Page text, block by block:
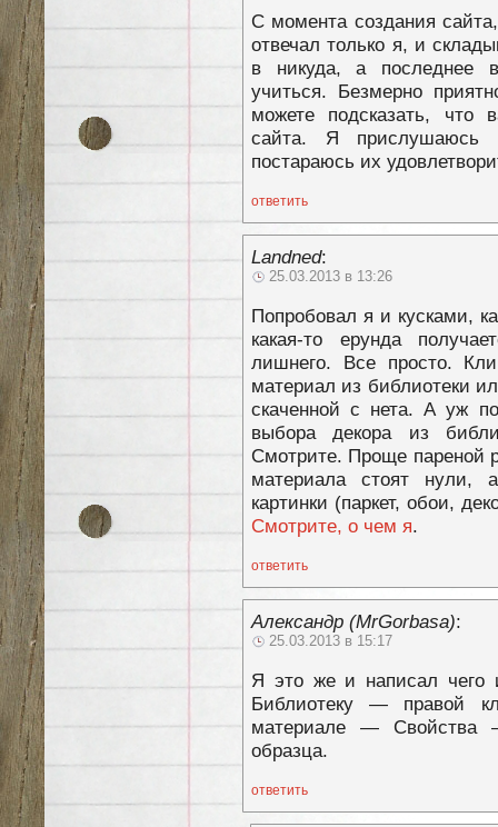
С момента создания
отвечал только я, и
в никуда, а последнее
учиться. Безмерно
можете подсказать, что
сайта. Я прислушаюсь
постараюсь их
ответить
Landned:
25.03.2013 в 13:26
Попробовал я и кусками,
какая-то ерунда
лишнего. Все просто.
материал из библиотеки
скаченной с нета. А уж
выбора декора из
Смотрите. Проще пареной
материала стоят
картинки (паркет, обои,
Смотрите, о чем я.
ответить
Александр (MrGorbasa):
25.03.2013 в 15:17
Я это же и написал чего
Библиотеку — правой
материале —
образца.
ответить